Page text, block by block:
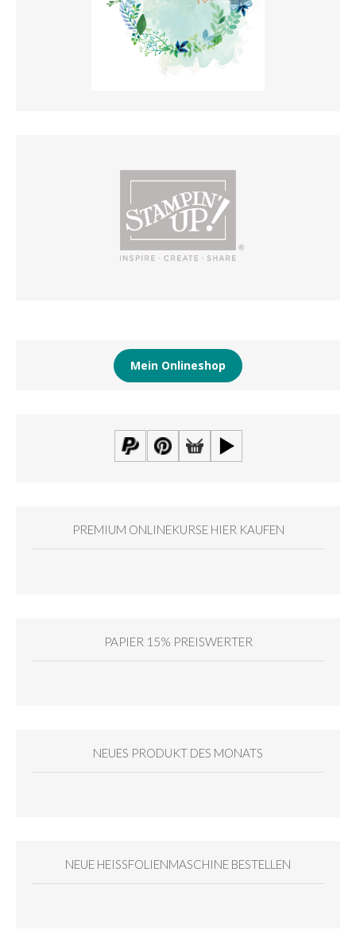
Mein Onlineshop
PREMIUM ONLINEKURSE HIER KAUFEN
PAPIER 15% PREISWERTER
NEUES PRODUKT DES MONATS
NEUE HEISSFOLIENMASCHINE BESTELLEN